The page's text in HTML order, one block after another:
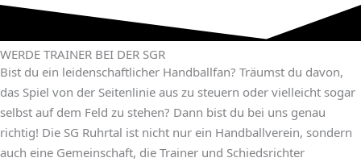
WERDE TRAINER BEI DER SGR
Bist du ein leidenschaftlicher Handballfan? Träumst du davon,
das Spiel von der Seitenlinie aus zu steuern oder vielleicht sogar
selbst auf dem Feld zu stehen? Dann bist du bei uns genau
richtig! Die SG Ruhrtal ist nicht nur ein Handballverein, sondern
auch eine Gemeinschaft, die Trainer und Schiedsrichter